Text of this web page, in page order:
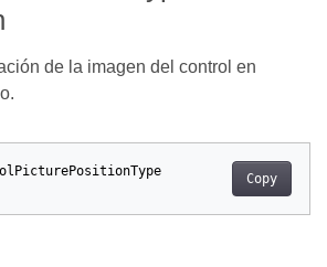
de la imagen del control en
Copy